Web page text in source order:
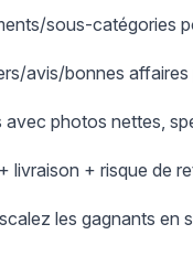
sous-catégories
avis/bonnes
photos nettes,
livraison + risque de
les gagnants en